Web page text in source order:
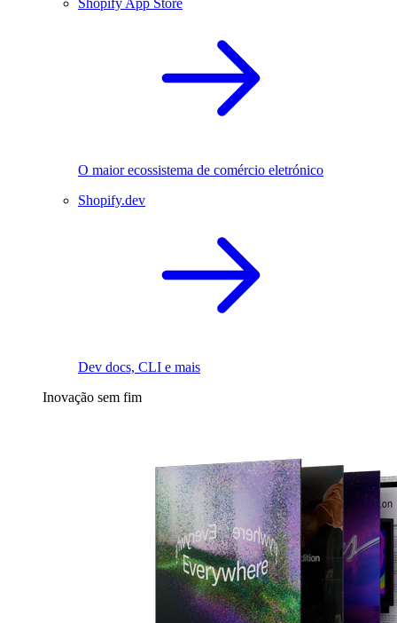
Shopify App Store
O maior ecossistema de comércio eletrónico
Shopify.dev
Dev docs, CLI e mais
Inovação sem fim